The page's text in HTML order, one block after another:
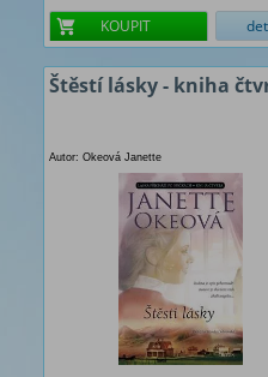
KOUPIT
Štěstí lásky - kniha
Autor: Okeová Janette